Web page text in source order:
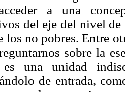
a una
del eje del nivel de
los no pobres. Entre
sobre la
es una unidad
de entrada,